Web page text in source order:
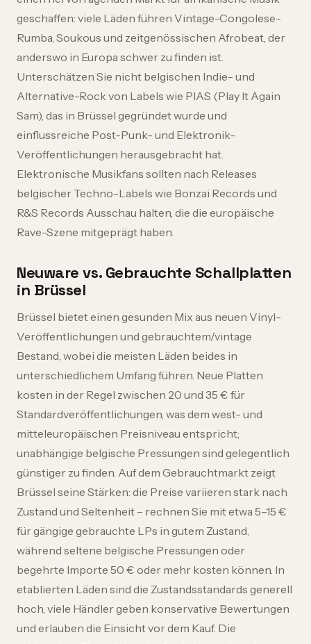
geschaffen: viele Läden führen Vintage-Congolese-
Rumba, Soukous und zeitgenössischen Afrobeat, der
anderswo in Europa schwer zu finden ist.
Unterschätzen Sie nicht belgischen Indie- und
Alternative-Rock von Labels wie PIAS (Play It Again
Sam), das in Brüssel gegründet wurde und
einflussreiche Post-Punk- und Elektronik-
Veröffentlichungen herausgebracht hat.
Elektronische Musikfans sollten nach Releases
belgischer Techno-Labels wie Bonzai Records und
R&S Records Ausschau halten, die die europäische
Rave-Szene mitgeprägt haben.
Neuware vs. Gebrauchte Schallplatten
in Brüssel
Brüssel bietet einen gesunden Mix aus neuen Vinyl-
Veröffentlichungen und gebrauchtem/vintage
Bestand, wobei die meisten Läden beides in
unterschiedlichem Umfang führen. Neue Platten
kosten in der Regel zwischen 20 und 35 € für
Standardveröffentlichungen, was dem west- und
mitteleuropäischen Preisniveau entspricht;
unabhängige belgische Pressungen sind gelegentlich
günstiger zu finden. Auf dem Gebrauchtmarkt zeigt
Brüssel seine Stärken: die Preise variieren stark nach
Zustand und Seltenheit – rechnen Sie mit etwa 5–15 €
für gängige gebrauchte LPs in gutem Zustand,
während seltene belgische Pressungen oder
begehrte Importe 50 € oder mehr kosten können. In
etablierten Läden sind die Zustandsstandards generell
hoch, viele Händler geben konservative Bewertungen
und erlauben die Einsicht vor dem Kauf. Die